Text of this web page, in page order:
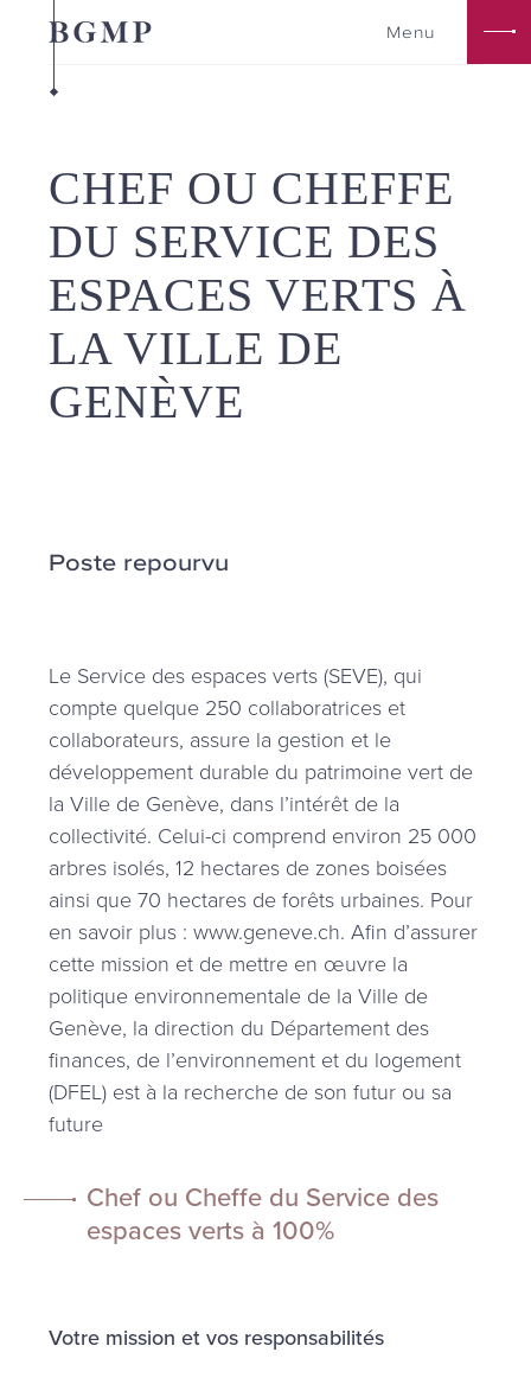
Menu
CHEF OU CHEFFE
DU SERVICE DES
ESPACES VERTS À
LA VILLE DE
GENÈVE
Poste repourvu
Le Service des espaces verts (SEVE), qui
compte quelque 250 collaboratrices et
collaborateurs, assure la gestion et le
développement durable du patrimoine vert de
la Ville de Genève, dans l’intérêt de la
collectivité. Celui-ci comprend environ 25 000
arbres isolés, 12 hectares de zones boisées
ainsi que 70 hectares de forêts urbaines. Pour
en savoir plus : www.geneve.ch. Afin d’assurer
cette mission et de mettre en œuvre la
politique environnementale de la Ville de
Genève, la direction du Département des
finances, de l’environnement et du logement
(DFEL) est à la recherche de son futur ou sa
future
Chef ou Cheffe du Service des
espaces verts à 100%
Votre mission et vos responsabilités